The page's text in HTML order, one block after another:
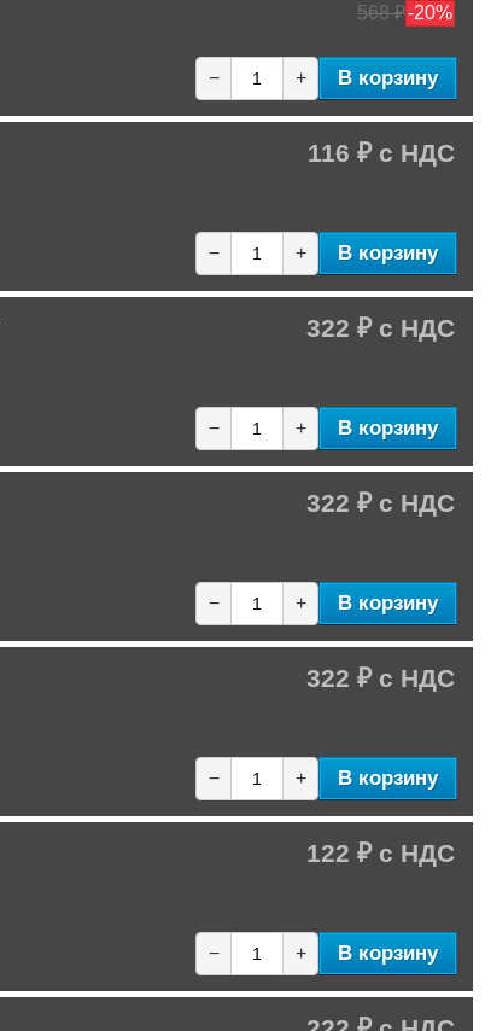
568 ₽-20%
− + В корзину
116 ₽
− + В корзину
322 ₽
− + В корзину
322 ₽
− + В корзину
322 ₽
− + В корзину
122 ₽
− + В корзину